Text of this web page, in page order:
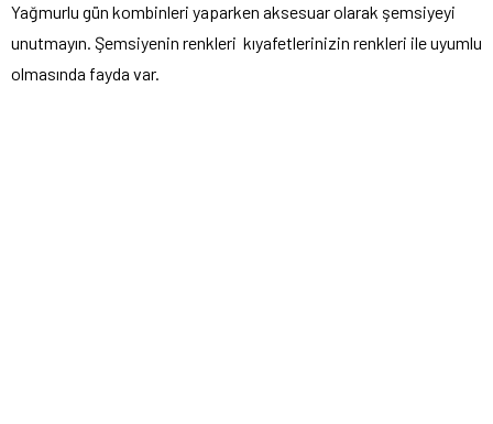
Yağmurlu gün kombinleri yaparken aksesuar olarak şemsiyeyi
unutmayın. Şemsiyenin renkleri kıyafetlerinizin renkleri ile uyumlu
olmasında fayda var.